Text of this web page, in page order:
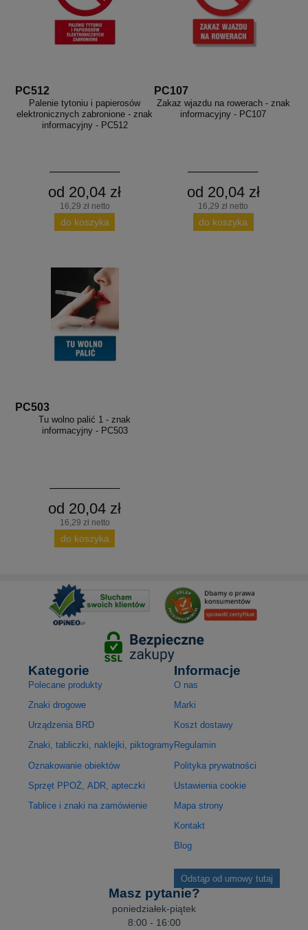
PC512
Palenie tytoniu i papierosów
elektronicznych zabronione - znak
informacyjny - PC512
od 20,04 zł
16,29 zł netto
do koszyka
PC107
Zakaz wjazdu na rowerach - znak
informacyjny - PC107
od 20,04 zł
16,29 zł netto
do koszyka
PC503
Tu wolno palić 1 - znak
informacyjny - PC503
od 20,04 zł
16,29 zł netto
do koszyka
Kategorie
Polecane produkty
Znaki drogowe
Urządzenia BRD
Znaki, tabliczki, naklejki, piktogramy
Oznakowanie obiektów
Sprzęt PPOŻ, ADR, apteczki
Tablice i znaki na zamówienie
Informacje
O nas
Marki
Koszt dostawy
Regulamin
Polityka prywatności
Ustawienia cookie
Mapa strony
Kontakt
Blog
Odstąp od umowy tutaj
Masz pytanie?
poniedziałek-piątek
8:00 - 16:00